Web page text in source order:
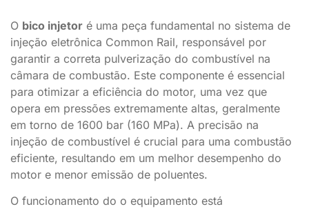
O bico injetor é uma peça fundamental no sistema de
injeção eletrônica Common Rail, responsável por
garantir a correta pulverização do combustível na
câmara de combustão. Este componente é essencial
para otimizar a eficiência do motor, uma vez que
opera em pressões extremamente altas, geralmente
em torno de 1600 bar (160 MPa). A precisão na
injeção de combustível é crucial para uma combustão
eficiente, resultando em um melhor desempenho do
motor e menor emissão de poluentes.
O funcionamento do o equipamento está